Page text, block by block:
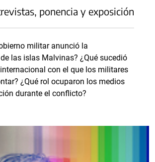
ponencia y exposición
militar anunció la
las islas Malvinas? ¿Qué sucedió
con el que los militares
¿Qué rol ocuparon los medios
durante el conflicto?